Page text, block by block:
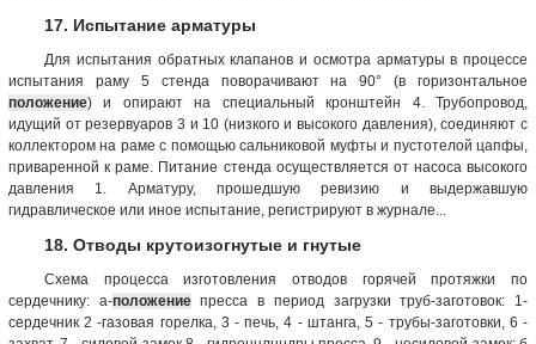
17. Испытание арматуры
Для испытания обратных клапанов и осмотра арматуры в процессе
испытания раму 5 стенда поворачивают на 90° (в горизонтальное
положение) и опирают на специальный кронштейн 4. Трубопровод,
идущий от резервуаров 3 и 10 (низкого и высокого давления), соединяют с
коллектором на раме с помощью сальниковой муфты и пустотелой цапфы,
приваренной к раме. Питание стенда осуществляется от насоса высокого
давления 1. Арматуру, прошедшую ревизию и выдержавшую
гидравлическое или иное испытание, регистрируют в журнале...
18. Отводы крутоизогнутые и гнутые
Схема процесса изготовления отводов горячей протяжки по
сердечнику: а-положениепресса в период загрузки труб-заготовок: 1-
сердечник 2 -газовая горелка, 3 - печь, 4 - штанга, 5 - трубы-заготовки, 6 -